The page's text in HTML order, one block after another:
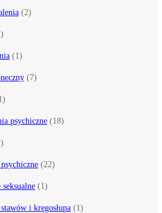
(2)
(1)
(7)
psychiczne (18)
(22)
(1)
i kręgosłupa (1)